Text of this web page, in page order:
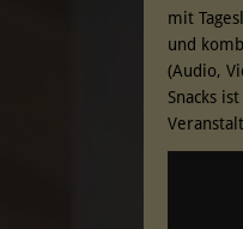
mit
und
(Audio,
Snacks